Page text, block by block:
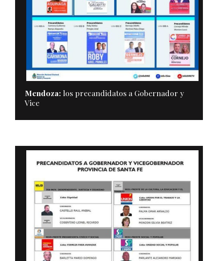
Mendoza:los precandidatos a Gobernador y
Vice